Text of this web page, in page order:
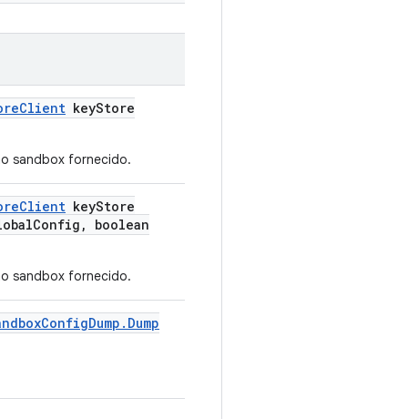
Client keyStore
sandbox fornecido.
Client keyStore
Config ,
boolean
sandbox fornecido.
ConfigDump . Dump